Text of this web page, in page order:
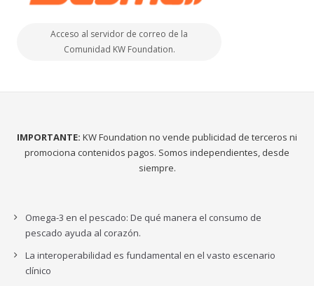
Acceso al servidor de correo de la
Comunidad KW Foundation.
IMPORTANTE: KW Foundation no vende publicidad de terceros ni
promociona contenidos pagos. Somos independientes, desde
siempre.
Omega-3 en el pescado: De qué manera el consumo de
pescado ayuda al corazón.
La interoperabilidad es fundamental en el vasto escenario
clínico